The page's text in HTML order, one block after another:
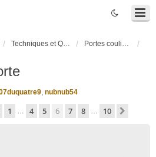
Techniques et Questions Portes coulissantes électriques
, nubnub54
sur 10
Précédente
1 … 4 5 6 7 8 … 10